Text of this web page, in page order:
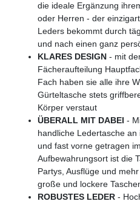
die ideale Ergänzung
oder Herren - der
Leders bekommt durch
und nach einen ganz
KLARES DESIGN - mit
Fächeraufteilung
Fach haben sie alle ihre
Gürteltasche stets
Körper verstaut
ÜBERALL MIT DABEI -
handliche Ledertasche
und fast vorne getragen
Aufbewahrungsort ist die
Partys, Ausflüge und
große und lockere
ROBUSTES LEDER -